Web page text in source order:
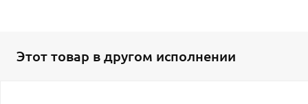
Этот товар в другом исполнении